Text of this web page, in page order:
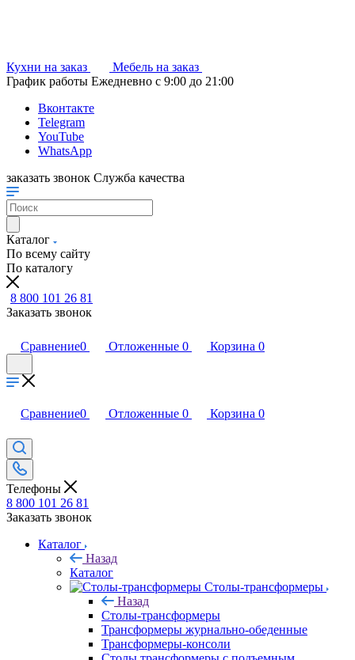
Кухни на заказ
Мебель на заказ
График работы Ежедневно с 9:00 до 21:00
Вконтакте
Telegram
YouTube
WhatsApp
заказать звонок Служба качества
Каталог
По всему сайту
По каталогу
8 800 101 26 81
Заказать звонок
Сравнение0 Отложенные 0 Корзина 0
Сравнение0 Отложенные 0 Корзина 0
Телефоны
8 800 101 26 81
Заказать звонок
Каталог
Назад
Каталог
Столы-трансформеры
Назад
Столы-трансформеры
Трансформеры журнально-обеденные
Трансформеры-консоли